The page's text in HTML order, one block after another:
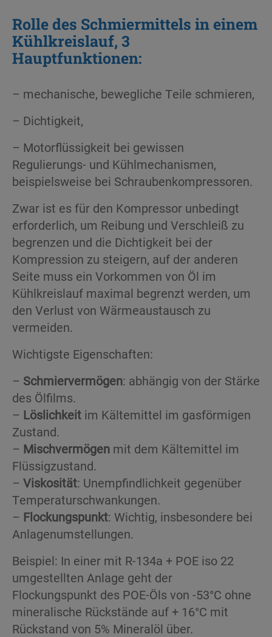
Rolle des Schmiermittels in einem
Kühlkreislauf, 3
Hauptfunktionen:
– mechanische, bewegliche Teile schmieren,
– Dichtigkeit,
– Motorflüssigkeit bei gewissen
Regulierungs- und Kühlmechanismen,
beispielsweise bei Schraubenkompressoren.
Zwar ist es für den Kompressor unbedingt
erforderlich, um Reibung und Verschleiß zu
begrenzen und die Dichtigkeit bei der
Kompression zu steigern, auf der anderen
Seite muss ein Vorkommen von Öl im
Kühlkreislauf maximal begrenzt werden, um
den Verlust von Wärmeaustausch zu
vermeiden.
Wichtigste Eigenschaften:
– Schmiervermögen: abhängig von der Stärke
des Ölfilms.
– Löslichkeit im Kältemittel im gasförmigen
Zustand.
– Mischvermögen mit dem Kältemittel im
Flüssigzustand.
– Viskosität: Unempfindlichkeit gegenüber
Temperaturschwankungen.
– Flockungspunkt: Wichtig, insbesondere bei
Anlagenumstellungen.
Beispiel: In einer mit R-134a + POE iso 22
umgestellten Anlage geht der
Flockungspunkt des POE-Öls von -53°C ohne
mineralische Rückstände auf + 16°C mit
Rückstand von 5% Mineralöl über.